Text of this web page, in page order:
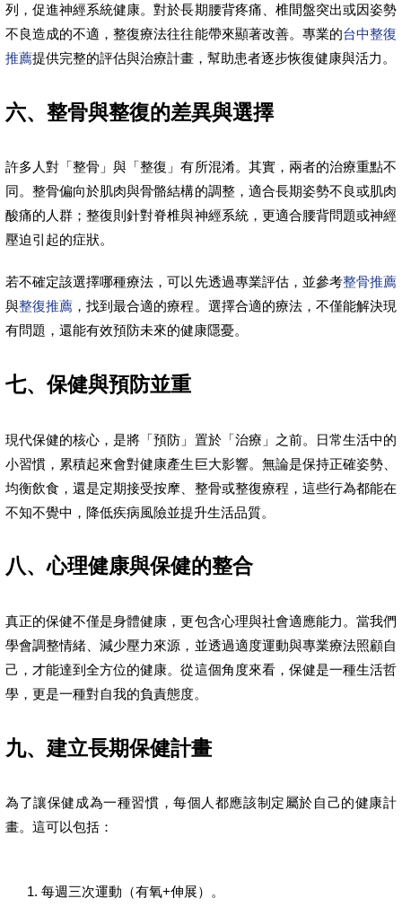
列，促進神經系統健康。對於長期腰背疼痛、椎間盤突出或因姿勢
不良造成的不適，整復療法往往能帶來顯著改善。專業的台中整復
推薦提供完整的評估與治療計畫，幫助患者逐步恢復健康與活力。
六、整骨與整復的差異與選擇
許多人對「整骨」與「整復」有所混淆。其實，兩者的治療重點不
同。整骨偏向於肌肉與骨骼結構的調整，適合長期姿勢不良或肌肉
酸痛的人群；整復則針對脊椎與神經系統，更適合腰背問題或神經
壓迫引起的症狀。
若不確定該選擇哪種療法，可以先透過專業評估，並參考整骨推薦
與整復推薦 ，找到最合適的療程。選擇合適的療法，不僅能解決現
有問題，還能有效預防未來的健康隱憂。
七、保健與預防並重
現代保健的核心，是將「預防」置於「治療」之前。日常生活中的
小習慣，累積起來會對健康產生巨大影響。無論是保持正確姿勢、
均衡飲食，還是定期接受按摩、整骨或整復療程，這些行為都能在
不知不覺中，降低疾病風險並提升生活品質。
八、心理健康與保健的整合
真正的保健不僅是身體健康，更包含心理與社會適應能力。當我們
學會調整情緒、減少壓力來源，並透過適度運動與專業療法照顧自
己，才能達到全方位的健康。從這個角度來看，保健是一種生活哲
學，更是一種對自我的負責態度。
九、建立長期保健計畫
為了讓保健成為一種習慣，每個人都應該制定屬於自己的健康計
畫。這可以包括：
每週三次運動（有氧+伸展）。